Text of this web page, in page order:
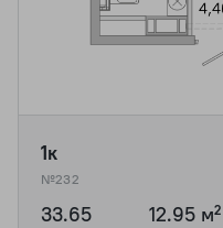
1к
№232
33.65 12.95 м²